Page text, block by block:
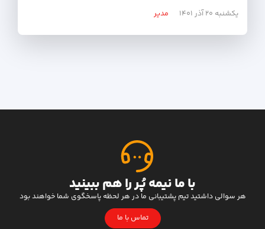
یکشنبه ۲۰ آذر ۱۴۰۱ مدیر
با ما نیمه پُر را هم ببینید
هر سوالی داشتید تیم پشتیبانی ما در هر لحظه پاسخگوی شما خواهند بود
تماس با ما